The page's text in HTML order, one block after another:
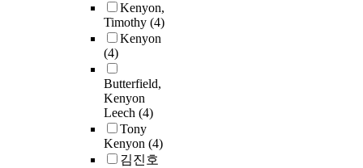
Kenyon,
Timothy (4)
Kenyon
(4)
Butterfield,
Kenyon
Leech (4)
Tony
Kenyon (4)
김진호